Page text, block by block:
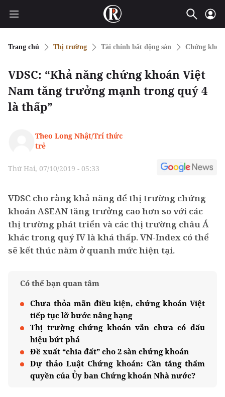
Trang chủ Thị trường Tài chính bất động sản Chứng
VDSC: “Khả năng chứng khoán Việt
Nam tăng trưởng mạnh trong quý 4
là thấp”
Theo Long Nhật/Trí thức
trẻ
Thứ Hai, 07/10/2019 - 05:33
VDSC cho rằng khả năng để thị trường chứng
khoán ASEAN tăng trưởng cao hơn so với các
thị trường phát triển và các thị trường châu Á
khác trong quý IV là khá thấp. VN-Index có thể
sẽ kết thúc năm ở quanh mức hiện tại.
Có thể bạn quan tâm
Chưa thỏa mãn điều kiện, chứng khoán Việt
tiếp tục lỡ bước nâng hạng
Thị trường chứng khoán vẫn chưa có dấu
hiệu bứt phá
Đề xuất “chia đất” cho 2 sàn chứng khoán
Dự thảo Luật Chứng khoán: Cần tăng thẩm
quyền của Ủy ban Chứng khoán Nhà nước?